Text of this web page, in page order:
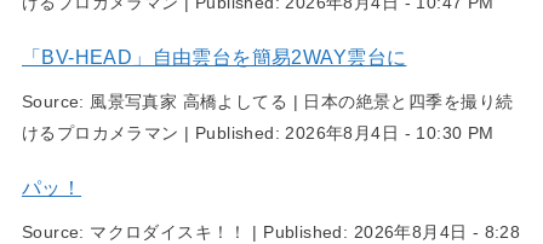
「BV-HEAD」自由雲台を簡易2WAY雲台に
Source: 風景写真家 高橋よしてる | 日本の絶景と四季を撮り続
けるプロカメラマン | Published: 2026年8月4日 - 10:30 PM
パッ！
Source: マクロダイスキ！！ | Published: 2026年8月4日 - 8:28